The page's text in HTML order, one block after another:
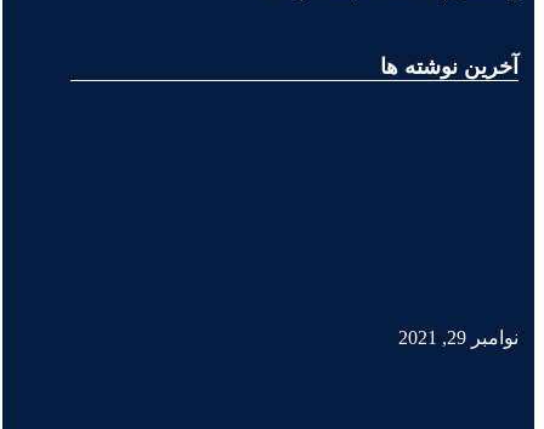
آخرین نوشته ها
نوامبر 29, 2021